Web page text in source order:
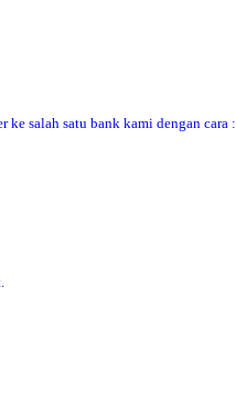
ke salah satu bank kami dengan cara :